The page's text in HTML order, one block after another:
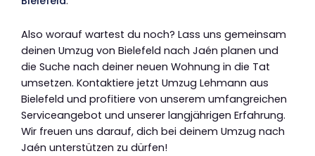
Also worauf wartest du noch? Lass uns gemeinsam
deinen Umzug von Bielefeld nach Jaén planen und
die Suche nach deiner neuen Wohnung in die Tat
umsetzen. Kontaktiere jetzt Umzug Lehmann aus
Bielefeld und profitiere von unserem umfangreichen
Serviceangebot und unserer langjährigen Erfahrung.
Wir freuen uns darauf, dich bei deinem Umzug nach
Jaén unterstützen zu dürfen!